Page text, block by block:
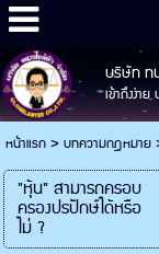
บริษัท ท
เข้าถึงง่า
หน้าแรก>บทความกฎหมาย
"หุ้น" สามารถครอบ
ครองปรปักษ์ได้หรือ
ไม่ ?